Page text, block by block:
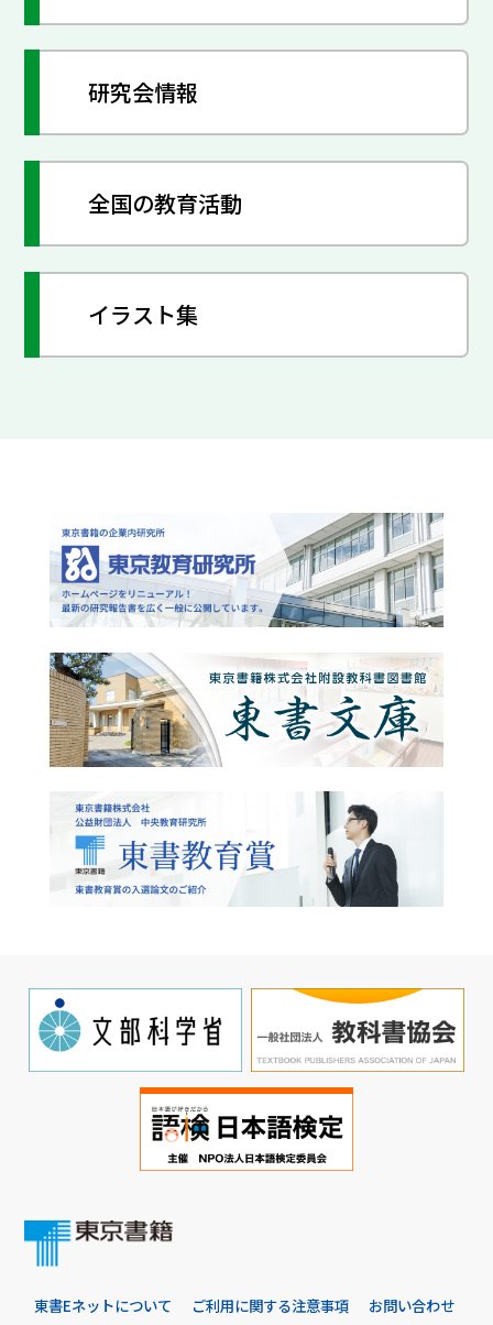
研究会情報
全国の教育活動
イラスト集
東書Eネットについて ご利用に関する注意事項
お問い合わせ